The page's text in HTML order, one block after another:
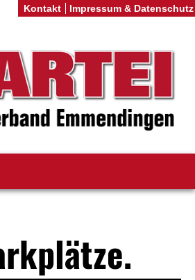
Kontakt Impressum & Datenschutz